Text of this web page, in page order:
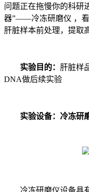
问题正在拖慢你的科研
器”——冷冻研磨仪 ，看
肝脏样本前处理，提取
实验目的： 肝脏样
DNA做后续实验
实验设备：冷冻研
冷冻研磨仪设备具有